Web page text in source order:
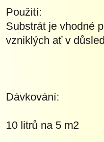
Použití:
Substrát je vhodné
vzniklých ať v
Dávkování:
10 litrů na 5 m2